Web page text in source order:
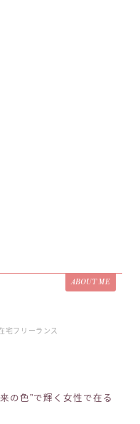
ABOUT ME
宅フリーランス
の色”で輝く女性で在る